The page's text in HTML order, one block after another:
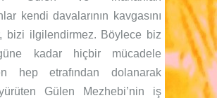
kendi davalarının kavgasını
bizi ilgilendirmez. Böylece biz
kadar hiçbir mücadele
hep etrafından dolanarak
Gülen Mezhebi’nin iş